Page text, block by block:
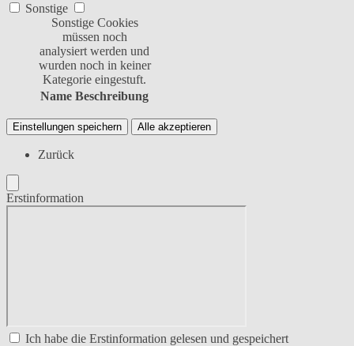
Sonstige
Sonstige Cookies
müssen noch
analysiert werden und
wurden noch in keiner
Kategorie eingestuft.
Name Beschreibung
Einstellungen speichern Alle akzeptieren
Zurück
Erstinformation
Ich habe die Erstinformation gelesen und gespeichert